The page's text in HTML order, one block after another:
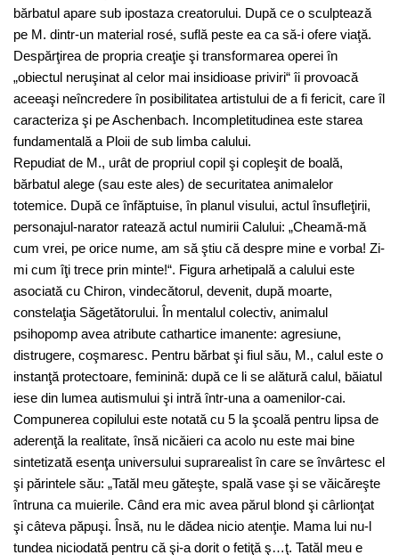
bărbatul apare sub ipostaza creatorului. După ce o sculptează
pe M. dintr-un material rosé, suflă peste ea ca să-i ofere viaţă.
Despărţirea de propria creaţie şi transformarea operei în
„obiectul neruşinat al celor mai insidioase priviri“ îi provoacă
aceeaşi neîncredere în posibilitatea artistului de a fi fericit, care îl
caracteriza şi pe Aschenbach. Incompletitudinea este starea
fundamentală a Ploii de sub limba calului.
Repudiat de M., urât de propriul copil şi copleşit de boală,
bărbatul alege (sau este ales) de securitatea animalelor
totemice. După ce înfăptuise, în planul visului, actul însufleţirii,
personajul-narator ratează actul numirii Calului: „Cheamă-mă
cum vrei, pe orice nume, am să ştiu că despre mine e vorba! Zi-
mi cum îţi trece prin minte!“. Figura arhetipală a calului este
asociată cu Chiron, vindecătorul, devenit, după moarte,
constelaţia Săgetătorului. În mentalul colectiv, animalul
psihopomp avea atribute cathartice imanente: agresiune,
distrugere, coşmaresc. Pentru bărbat şi fiul său, M., calul este o
instanţă protectoare, feminină: după ce li se alătură calul, băiatul
iese din lumea autismului şi intră într-una a oamenilor-cai.
Compunerea copilului este notată cu 5 la şcoală pentru lipsa de
aderenţă la realitate, însă nicăieri ca acolo nu este mai bine
sintetizată esenţa universului suprarealist în care se învârtesc el
şi părintele său: „Tatăl meu găteşte, spală vase şi se văicăreşte
întruna ca muierile. Când era mic avea părul blond şi cârlionţat
şi câteva păpuşi. Însă, nu le dădea nicio atenţie. Mama lui nu-l
tundea niciodată pentru că şi-a dorit o fetiţă ş…ţ. Tatăl meu e